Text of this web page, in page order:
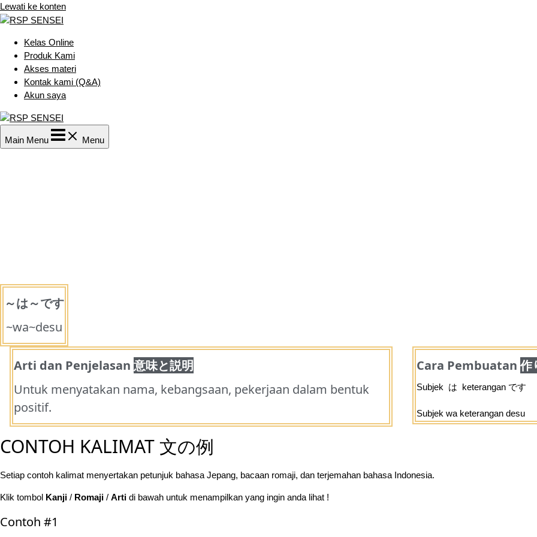
Lewati ke konten
Kelas Online
Produk Kami
Akses materi
Kontak kami (Q&A)
Akun saya
Main Menu Menu
～は～です
~wa~desu
Arti dan Penjelasan 意味と説明
Untuk menyatakan nama, kebangsaan, pekerjaan dalam bentuk
positif.
Cara Pembuatan 作
Subjek は keterangan です
Subjek wa keterangan desu
CONTOH KALIMAT 文の例
Setiap contoh kalimat menyertakan petunjuk bahasa Jepang, bacaan romaji, dan terjemahan bahasa Indonesia.
Klik tombol Kanji / Romaji / Arti di bawah untuk menampilkan yang ingin anda lihat !
Contoh #1